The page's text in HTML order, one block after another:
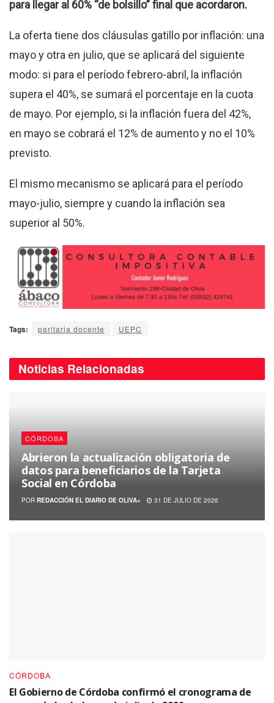
para llegar al 60% “de bolsillo” final que acordaron.
La oferta tiene dos cláusulas gatillo por inflación: una
mayo y otra en julio, que se aplicará del siguiente
modo: si para el período febrero-abril, la inflación
supera el 40%, se sumará el porcentaje en la cuota
de mayo. Por ejemplo, si la inflación fuera del 42%,
en mayo se cobrará el 12% de aumento y no el 10%
previsto.
El mismo mecanismo se aplicará para el período
mayo-julio, siempre y cuando la inflación sea
superior al 50%.
Tags: paritaria docente UEPC
Noticias Relacionadas
CÓRDOBA
Abrieron la actualización obligatoria de
datos para beneficiarios de la Tarjeta
Social en Córdoba
POR REDACCIÓN EL DIARIO DE OLIVA+ 31 DE JULIO DE 2026
CÓRDOBA
El Gobierno de Córdoba confirmó el cronograma de